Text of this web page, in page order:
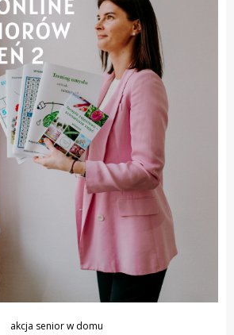
akcja senior w domu